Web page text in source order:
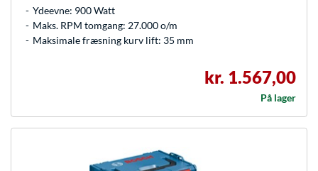
Ydeevne: 900 Watt
Maks. RPM tomgang: 27.000 o/m
Maksimale fræsning kurv lift: 35 mm
kr. 1.567,00
På lager